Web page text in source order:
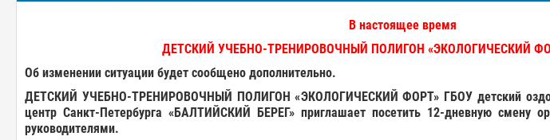
В настоящее время
ДЕТСКИЙ УЧЕБНО-ТРЕНИРОВОЧНЫЙ ПОЛИГОН «ЭКОЛОГИЧЕСКИЙ
Об изменении ситуации будет сообщено дополнительно.
ДЕТСКИЙ УЧЕБНО-ТРЕНИРОВОЧНЫЙ ПОЛИГОН «ЭКОЛОГИЧЕСКИЙ ФОРТ» ГБОУ детский
центр Санкт-Петербурга «БАЛТИЙСКИЙ БЕРЕГ»приглашает посетить 12-дневную смену
руководителями.